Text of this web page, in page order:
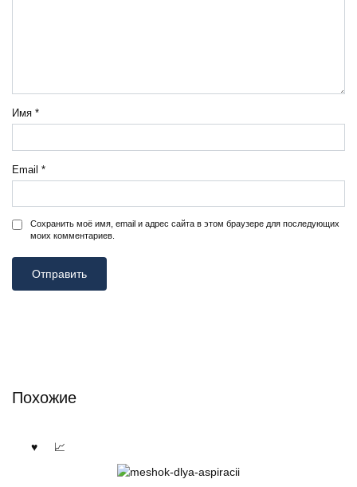
Имя *
Email *
Сохранить моё имя, email и адрес сайта в этом браузере для последующих
моих комментариев.
Похожие